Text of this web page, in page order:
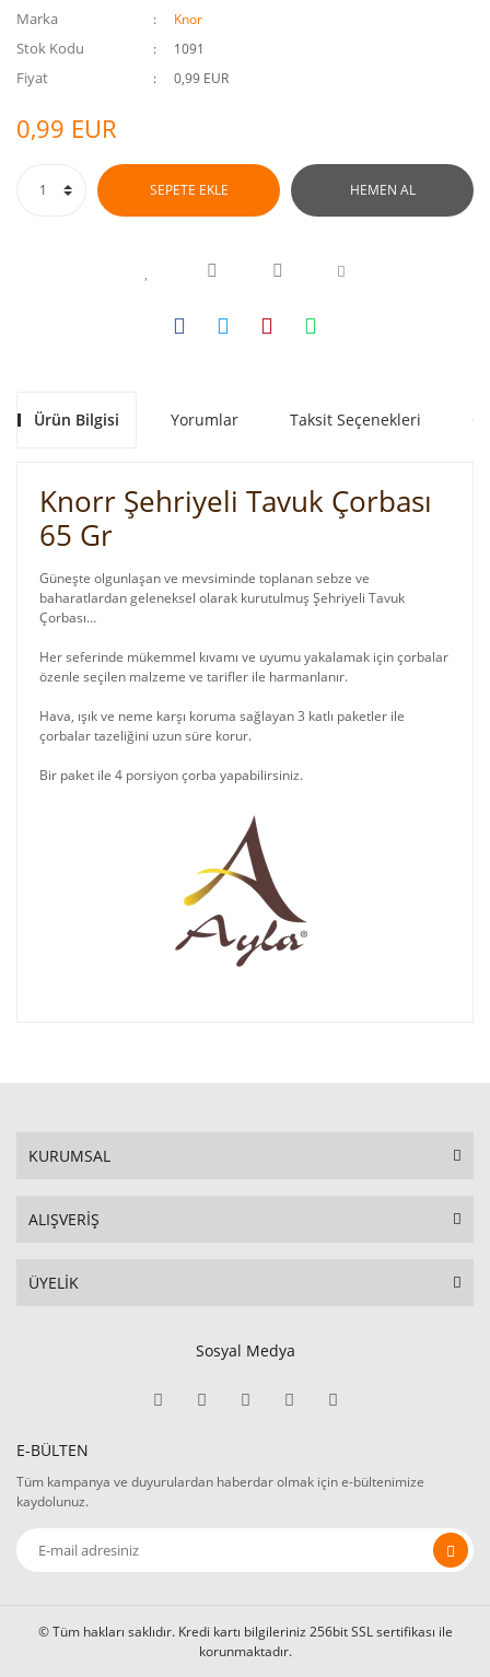
Marka Knor
Stok Kodu 1091
Fiyat 0,99 EUR
0,99 EUR
SEPETE EKLE HEMEN AL
Ürün Bilgisi Yorumlar Taksit Seçenekleri
Knorr Şehriyeli Tavuk Çorbası
65 Gr
Güneşte olgunlaşan ve mevsiminde toplanan sebze ve
baharatlardan geleneksel olarak kurutulmuş Şehriyeli Tavuk
Çorbası…
Her seferinde mükemmel kıvamı ve uyumu yakalamak için çorbalar
özenle seçilen malzeme ve tarifler ile harmanlanır.
Hava, ışık ve neme karşı koruma sağlayan 3 katlı paketler ile
çorbalar tazeliğini uzun süre korur.
Bir paket ile 4 porsiyon çorba yapabilirsiniz.
KURUMSAL
ALIŞVERİŞ
ÜYELİK
Sosyal Medya
E-BÜLTEN
Tüm kampanya ve duyurulardan haberdar olmak için e-bültenimize
kaydolunuz.
© Tüm hakları saklıdır. Kredi kartı bilgileriniz 256bit SSL sertifikası ile
korunmaktadır.